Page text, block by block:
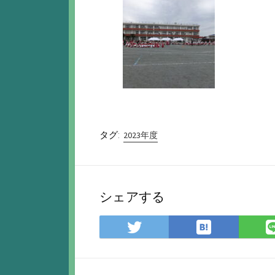
タグ: 2023年度
シェアする
Twitter
で
は
て